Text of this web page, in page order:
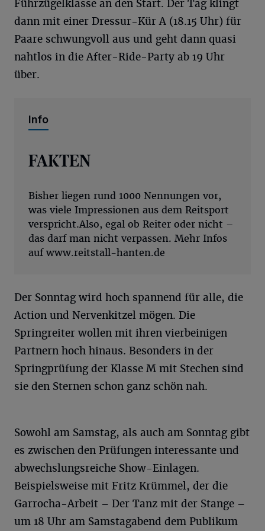
Führzügelklasse an den Start. Der Tag klingt
dann mit einer Dressur-Kür A (18.15 Uhr) für
Paare schwungvoll aus und geht dann quasi
nahtlos in die After-Ride-Party ab 19 Uhr
über.
Info
FAKTEN
Bisher liegen rund 1000 Nennungen vor,
was viele Impressionen aus dem Reitsport
verspricht.Also, egal ob Reiter oder nicht –
das darf man nicht verpassen. Mehr Infos
auf www.reitstall-hanten.de
Der Sonntag wird hoch spannend für alle, die
Action und Nervenkitzel mögen. Die
Springreiter wollen mit ihren vierbeinigen
Partnern hoch hinaus. Besonders in der
Springprüfung der Klasse M mit Stechen sind
sie den Sternen schon ganz schön nah.
Sowohl am Samstag, als auch am Sonntag gibt
es zwischen den Prüfungen interessante und
abwechslungsreiche Show-Einlagen.
Beispielsweise mit Fritz Krümmel, der die
Garrocha-Arbeit – Der Tanz mit der Stange –
um 18 Uhr am Samstagabend dem Publikum